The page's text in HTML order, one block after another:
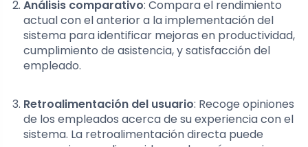
Análisis comparativo: Compara el rendimiento
actual con el anterior a la implementación del
sistema para identificar mejoras en productividad,
cumplimiento de asistencia, y satisfacción del
empleado.
Retroalimentación del usuario: Recoge opiniones
de los empleados acerca de su experiencia con el
sistema. La retroalimentación directa puede